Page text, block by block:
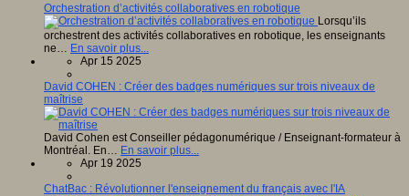
Orchestration d’activités collaboratives en robotique
Lorsqu’ils
orchestrent des activités collaboratives en robotique, les enseignants
ne… En savoir plus...
Apr 15 2025
David COHEN : Créer des badges numériques sur trois niveaux de
maîtrise
David Cohen est Conseiller pédagonumérique / Enseignant-formateur à
Montréal. En… En savoir plus...
Apr 19 2025
ChatBac : Révolutionner l'enseignement du français avec l'IA